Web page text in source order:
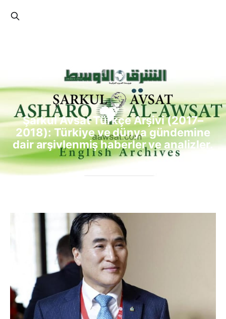
Şarkul Avsat Türkçe Arşivi (2017–
2018): Türkiye ve dünya gündemine
dair arşivlenmiş haberler ve analizler.